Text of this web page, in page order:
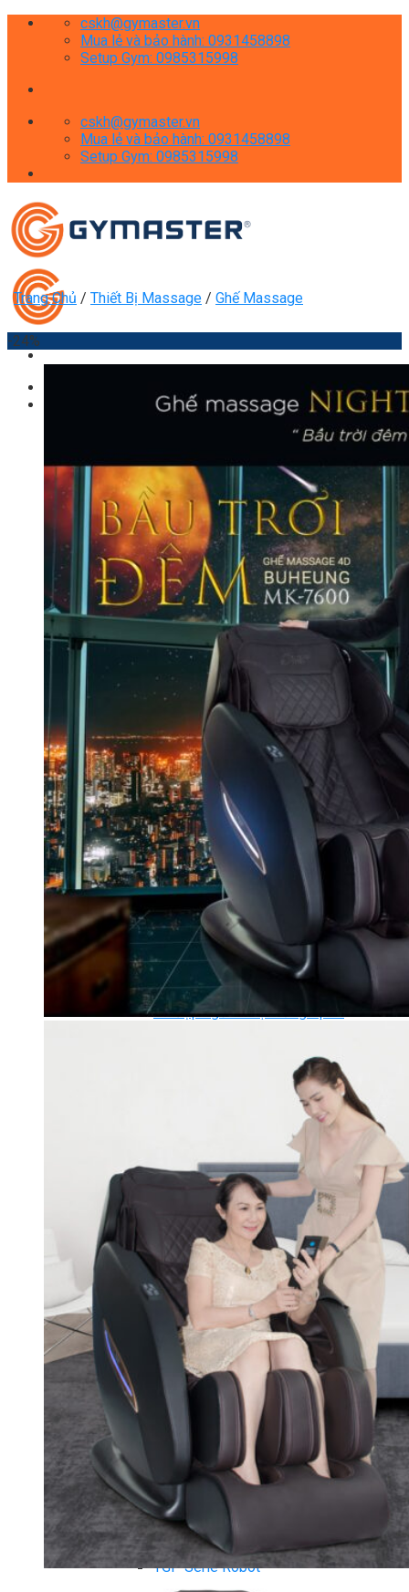
Skip
cskh@gymaster.vn
Mua lẻ và bảo hành: 0931458898
Setup Gym: 0985315998
cskh@gymaster.vn
Mua lẻ và bảo hành: 0931458898
Setup Gym: 0985315998
Máy Tập Thể Dục ( Cardio )
Máy Chạy Bộ
Xe Đạp Tập Thể Dục
Xe đạp ngồi có tựa lưng
Máy Trượt Tuyết
Máy Chèo Thuyền
Máy Leo Cầu Thang
Máy Rung Bụng
Máy tập phục hồi chức năng
Thiết Bị Phòng Gym chuyên dụng
Máy Khối Tập Với Cáp
Máy khối đa năng
Robot
Ghế Tập Đa Năng
Khung Tập Tạ Rời
Dàn Tập Thể Lực 360
Máy tập Home Gym
Dụng Cụ Tập Gym
Giàn Tạ Đa Năng
Ghế Tập Bụng
Ghế Tập Tạ
Dụng Cụ Tập Thể Lực
Tạ & Đòn tạ
Kệ để tạ
Thiết Bị Massage
Ghế Massage
Dụng cụ Massage
Spirit Serie
Cardio Spirit
Máy chạy bộ Spirit
Xe đạp tập Spirit
Xe đạp ngồi có tựa lưng Spirit
Máy tập phục hồi chức năng Spirit
SP3 Serie Strength Spirit
SP4 Serie Strength Spirit
Tiger Sport Serie
Cardio Tiger Sport
Máy chạy bộ Tiger Sport
Xe đạp tập Tiger Sport
Xe đạp ngồi có tựa lưng Tiger Sport
Máy trượt tuyết Tiger Sport
Máy chèo thuyền Tiger Sport
Strength Tiger Sport
TGP Serie Strength
TGP 20 Serie Strength
TGS Serie Strength
TGF Serie Strength
TM Serie Strength
TM-FB Serie Strength
TM-FD Serie Strength
TM-C Serie Strength
TM-AN Serie Strength
TM-FH Serie Strength
TM-FS Serie Strength
TM-FD Serie Strength
TM-FM Serie Strengh
TM-F Serie Strength
Robot Tiger Sport
TGP Serie Robot
Trang Chủ / Thiết Bị Massage / Ghế Massage
-24%